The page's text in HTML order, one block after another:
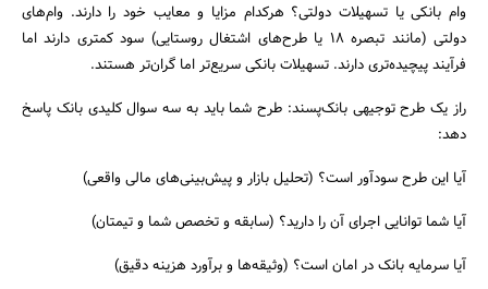
وام بانکی یا تسهیلات دولتی؟ هرکدام مزایا و معایب خود را دارند. وام‌های
دولتی (مانند تبصره ۱۸ یا طرح‌های اشتغال روستایی) سود کمتری دارند اما
فرآیند پیچیده‌تری دارند. تسهیلات بانکی سریع‌تر اما گران‌تر هستند.
راز یک طرح توجیهی بانک‌پسند: طرح شما باید به سه سوال کلیدی بانک پاسخ
دهد:
آیا این طرح سودآور است؟ (تحلیل بازار و پیش‌بینی‌های مالی واقعی)
آیا شما توانایی اجرای آن را دارید؟ (سابقه و تخصص شما و تیمتان)
آیا سرمایه بانک در امان است؟ (وثیقه‌ها و برآورد هزینه دقیق)